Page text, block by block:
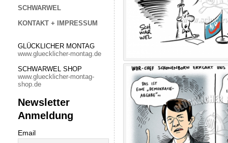
SCHWARWEL
KONTAKT + IMPRESSUM
GLÜCKLICHER MONTAG
www.gluecklicher-montag.de
SCHWARWEL SHOP
www.gluecklicher-montag-
shop.de
Newsletter
Anmeldung
Email